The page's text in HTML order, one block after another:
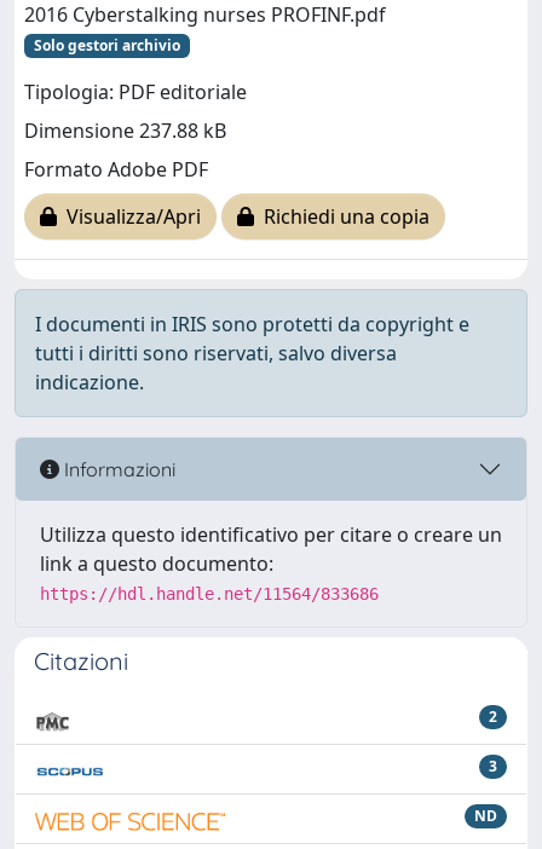
2016 Cyberstalking nurses PROFINF.pdf
Solo gestori archivio
Tipologia: PDF editoriale
Dimensione 237.88 kB
Formato Adobe PDF
Visualizza/Apri
Richiedi una copia
I documenti in IRIS sono protetti da copyright e
tutti i diritti sono riservati, salvo diversa
indicazione.
Informazioni
Utilizza questo identificativo per citare o creare un
link a questo documento:
https://hdl.handle.net/11564/833686
Citazioni
2
3
ND